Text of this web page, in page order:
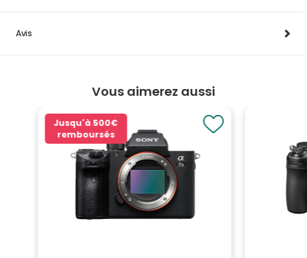
Avis
Vous aimerez aussi
Jusqu'à 500€
remboursés